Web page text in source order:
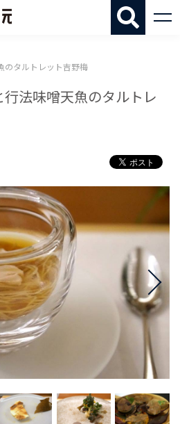
のタルトレット吉野梅
法味噌天魚のタルトレ